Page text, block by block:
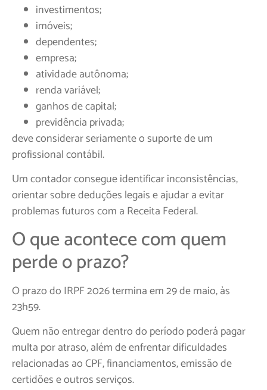
investimentos;
imóveis;
dependentes;
empresa;
atividade autônoma;
renda variável;
ganhos de capital;
previdência privada;
deve considerar seriamente o suporte de um
profissional contábil.
Um contador consegue identificar inconsistências,
orientar sobre deduções legais e ajudar a evitar
problemas futuros com a Receita Federal.
O que acontece com quem
perde o prazo?
O prazo do IRPF 2026 termina em 29 de maio, às
23h59.
Quem não entregar dentro do período poderá pagar
multa por atraso, além de enfrentar dificuldades
relacionadas ao CPF, financiamentos, emissão de
certidões e outros serviços.